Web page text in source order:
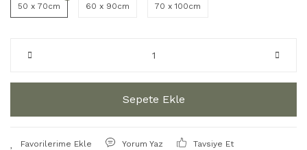
50 x 70cm 60 x 90cm 70 x 100cm
Sepete Ekle
Yorum Yaz Tavsiye Et